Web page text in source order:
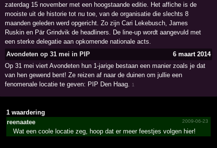
zaterdag 15 november met een hoogstaande editie. Het affiche is de
mooiste uit de historie tot nu toe, van de organisatie die slechts 8
maanden geleden werd opgericht. Zo zijn Cari Lekebusch, James
Ruskin en Pär Grindvik de headliners. De line-up wordt aangevuld met
een sterke delegatie aan opkomende nationale acts.
Avondeten op 31 mei in PIP
6 maart 2014
Op 31 mei viert Avondeten hun 1-jarige bestaan een manier zoals je dat
van hen gewend bent! Ze reizen af naar de duinen om jullie een
fenomenale locatie te geven: PIP Den Haag. 1
1 waardering
reenaatee
2009-06-23
Wat een coole locatie zeg, hoop dat er meer feestjes volgen hier!